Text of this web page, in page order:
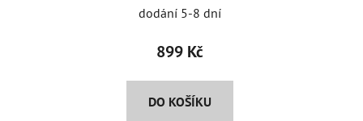
dodání 5-8 dní
899 Kč
DO KOŠÍKU